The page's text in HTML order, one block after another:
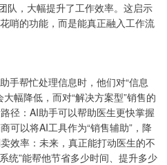
队，大幅提升了工作效率。这启示
哨的功能，而是能真正融入工作流
手帮忙处理信息时，他们对“信息
幅降低，而对“解决方案型”销售的
径：AI助手可以帮助医生更快掌握
可以将AI工具作为“销售辅助”，降
效率：未来，真正能打动医生的不
统”能帮他节省多少时间、提升多少